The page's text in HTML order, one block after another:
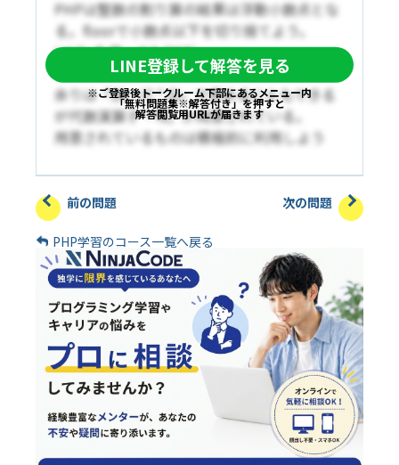
LINE登録して解答を見る
※ご登録後トークルーム下部にあるメニュー内
「無料問題集※解答付き」を押すと
解答閲覧用URLが届きます
PHPは整数の割り算の結果は浮動小数点とな
る。floorで小数点以下を切り捨てよう。
intdivを使ってもOKだ。
余りは「20 - (7 * 2)」で求めることもできる
が代数演算子「%」が用意されている。
用意されているものは積極的に利用しよう
前の問題 次の問題
PHP学習のコース一覧へ戻る